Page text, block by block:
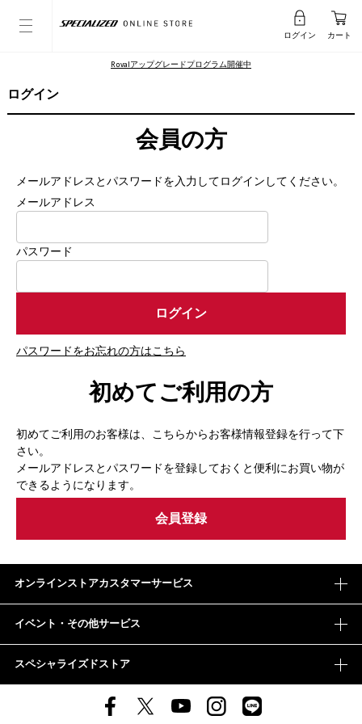
ログイン カート
Rovalアップグレードプログラム開催中
ログイン
会員の方
メールアドレスとパスワードを入力してログインしてください。
メールアドレス
パスワード
パスワードをお忘れの方はこちら
初めてご利用の方
初めてご利用のお客様は、こちらからお客様情報登録を行って下
さい。
メールアドレスとパスワードを登録しておくと便利にお買い物が
できるようになります。
オンラインストアカスタマーサービス
イベント・その他サービス
スペシャライズドストア